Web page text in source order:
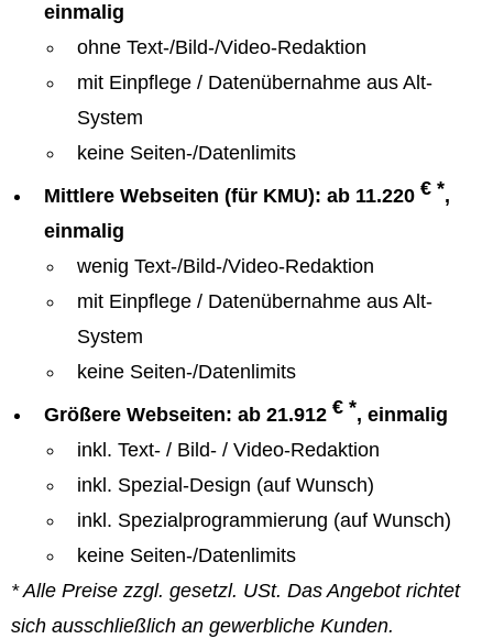
einmalig
ohne Text-/Bild-/Video-Redaktion
mit Einpflege / Datenübernahme aus Alt-
System
keine Seiten-/Datenlimits
Mittlere Webseiten (für KMU): ab 11.220 € *,
einmalig
wenig Text-/Bild-/Video-Redaktion
mit Einpflege / Datenübernahme aus Alt-
System
keine Seiten-/Datenlimits
Größere Webseiten: ab 21.912 € *, einmalig
inkl. Text- / Bild- / Video-Redaktion
inkl. Spezial-Design (auf Wunsch)
inkl. Spezialprogrammierung (auf Wunsch)
keine Seiten-/Datenlimits
* Alle Preise zzgl. gesetzl. USt. Das Angebot richtet
sich ausschließlich an gewerbliche Kunden.